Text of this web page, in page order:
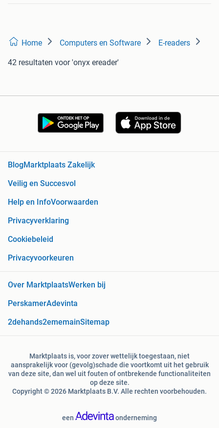
Home Computers en Software E-readers
42 resultaten voor 'onyx ereader'
BlogMarktplaats Zakelijk
Veilig en Succesvol
Help en InfoVoorwaarden
Privacyverklaring
Cookiebeleid
Privacyvoorkeuren
Over MarktplaatsWerken bij
PerskamerAdevinta
2dehands2ememainSitemap
Marktplaats is, voor zover wettelijk toegestaan, niet
aansprakelijk voor (gevolg)schade die voortkomt uit het gebruik
van deze site, dan wel uit fouten of ontbrekende functionaliteiten
op deze site.
Copyright © 2026 Marktplaats B.V. Alle rechten voorbehouden.
een onderneming